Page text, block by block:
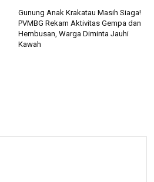
Gunung Anak Krakatau Masih Siaga!
PVMBG Rekam Aktivitas Gempa dan
Hembusan, Warga Diminta Jauhi
Kawah